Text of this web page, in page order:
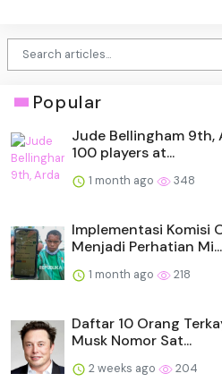
Popular
Jude Bellingham
100 players at...
1 month ago 348
Implementasi Komisi
Menjadi Perhatian Mi...
1 month ago 218
Daftar 10 Orang
Musk Nomor Sat...
2 weeks ago 204